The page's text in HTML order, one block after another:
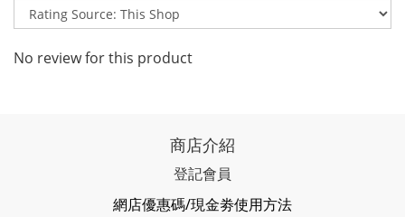
No review for this product
商店介紹
登記會員
網店優惠碼/現金劵使用方法